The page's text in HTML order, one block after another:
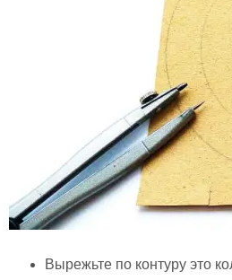
Вырежьте по контуру это